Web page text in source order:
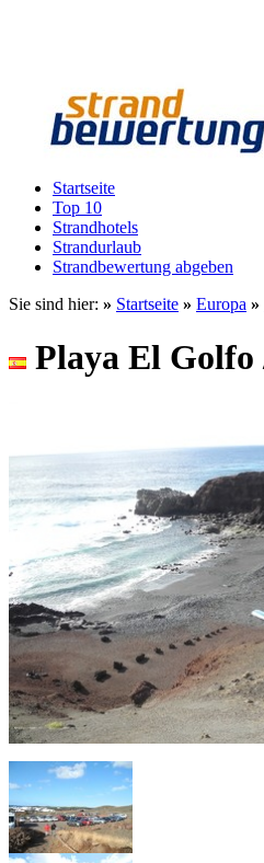
Startseite
Top 10
Strandhotels
Strandurlaub
Strandbewertung abgeben
Sie sind hier: » Startseite » Europa »
Playa El Golfo